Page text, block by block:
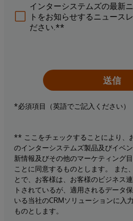
インターシステムズの最新
トをお知らせするニュース
ださい.**
送信
*必須項目（英語でご記入ください）
** ここをチェックすることにより、
のインターシステムズ製品及びイベ
新情報及びその他のマーケティング
ことに同意するものとします。 また
とで、お客様は、お客様のビジネス
トされているが、適用されるデータ
いる当社のCRMソリューションに入
ものとします。